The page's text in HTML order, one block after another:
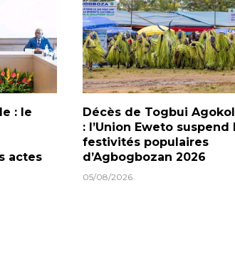
: le
actes
Décès de Togbui
: l’Union Eweto suspend
festivités populaires
d’Agbogbozan 2026
05/08/2026